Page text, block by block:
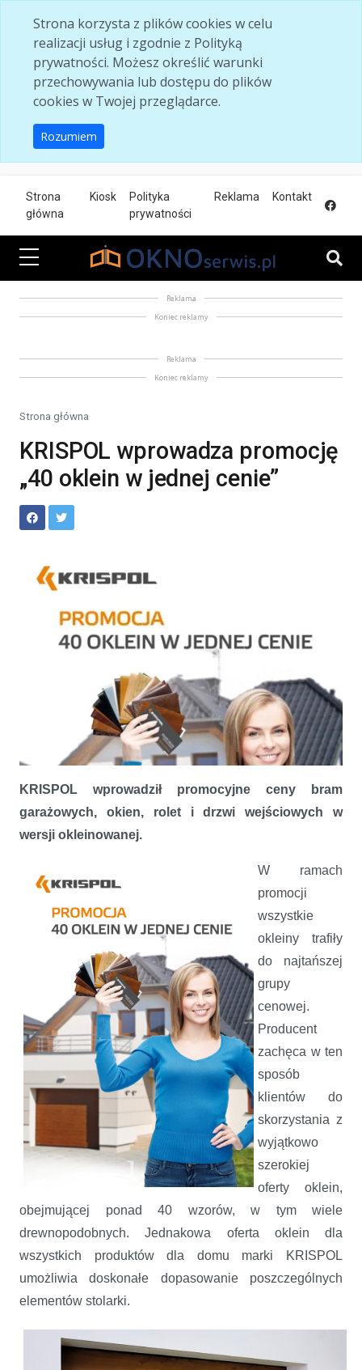
Strona korzysta z plików cookies w celu
realizacji usług i zgodnie z Polityką
prywatności. Możesz określić warunki
przechowywania lub dostępu do plików
cookies w Twojej przeglądarce.
Rozumiem
Strona
główna
Kiosk
Polityka
prywatności
Reklama Kontakt
Reklama
Koniec reklamy
Reklama
Koniec reklamy
Strona główna
KRISPOL wprowadza promocję
„40 oklein w jednej cenie”
KRISPOL wprowadza promocję „40 oklein w jednej cenie”
KRISPOL wprowadził promocyjne ceny bram
garażowych, okien, rolet i drzwi wejściowych w
wersji okleinowanej.
W ramach
promocji
wszystkie
okleiny trafiły
do najtańszej
grupy
cenowej.
Producent
zachęca w ten
sposób
klientów do
skorzystania z
wyjątkowo
szerokiej
oferty oklein,
obejmującej ponad 40 wzorów, w tym wiele
drewnopodobnych. Jednakowa oferta oklein dla
wszystkich produktów dla domu marki KRISPOL
umożliwia doskonałe dopasowanie poszczególnych
elementów stolarki.